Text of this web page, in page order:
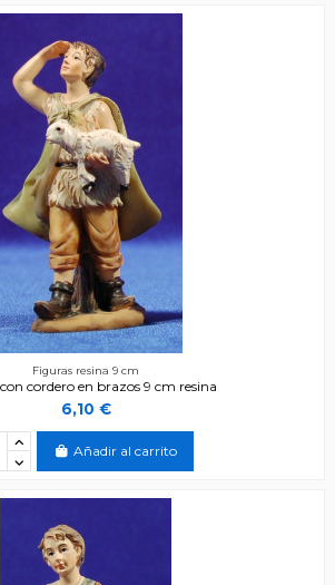
Figuras resina 9 cm
cordero en brazos 9 cm resina
6,10 €
Añadir al carrito